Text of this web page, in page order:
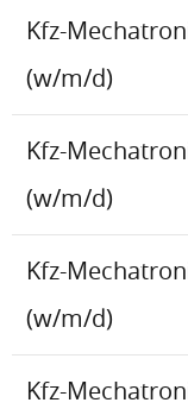
Kfz-
(w/m/d)
Kfz-
(w/m/d)
Kfz-
(w/m/d)
Kfz-